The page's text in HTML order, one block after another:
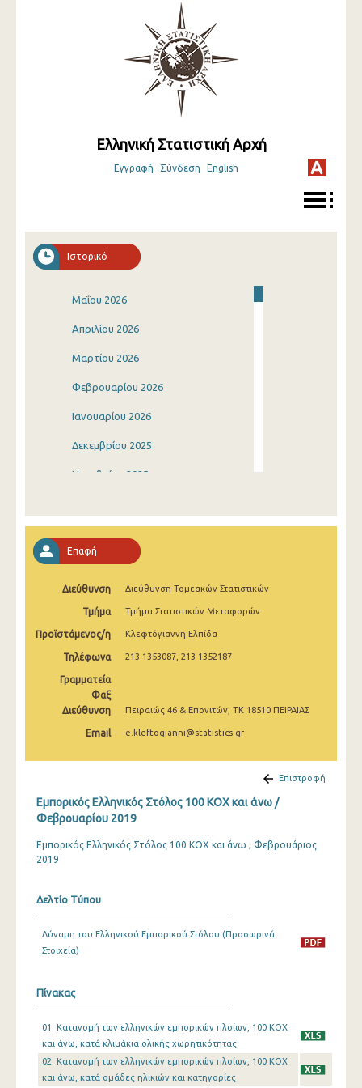
Ελληνική Στατιστική Αρχή
Εγγραφή Σύνδεση English
Ιστορικό
Μαΐου 2026
Απριλίου 2026
Μαρτίου 2026
Φεβρουαρίου 2026
Ιανουαρίου 2026
Δεκεμβρίου 2025
Νοεμβρίου 2025
Αυγούστου 2025
Ιουλίου 2025
Ιουνίου 2025
Μαΐου 2025
Απριλίου 2025
Μαρτίου 2025
Φεβρουαρίου 2025
Δεκεμβρίου 2024
Νοεμβρίου 2024
Οκτωβρίου 2024
Ιουλίου 2024
Μαΐου 2024
Απριλίου 2024
Μαρτίου 2024
Επαφή
Διεύθυνση Διεύθυνση Τομεακών Στατιστικών
Τμήμα Τμήμα Στατιστικών Μεταφορών
Προϊστάμενος/η Κλεφτόγιαννη Ελπίδα
Τηλέφωνα 213 1353087, 213 1352187
Γραμματεία
Φαξ
Διεύθυνση
Πειραιώς 46 & Επονιτών, ΤΚ 18510 ΠΕΙΡΑΙΑΣ
Email e.kleftogianni@statistics.gr
Επιστροφή
Εμπορικός Ελληνικός Στόλος 100 ΚΟΧ και άνω /
Φεβρουαρίου 2019
Εμπορικός Ελληνικός Στόλος 100 ΚΟΧ και άνω , Φεβρουάριος
2019
Δελτίο Τύπου
Δύναμη του Ελληνικού Εμπορικού Στόλου (Προσωρινά
Στοιχεία)
Πίνακας
01. Κατανομή των ελληνικών εμπορικών πλοίων, 100 ΚΟΧ
και άνω, κατά κλιμάκια ολικής χωρητικότητας
02. Κατανομή των ελληνικών εμπορικών πλοίων, 100 ΚΟΧ
και άνω, κατά ομάδες ηλικιών και κατηγορίες